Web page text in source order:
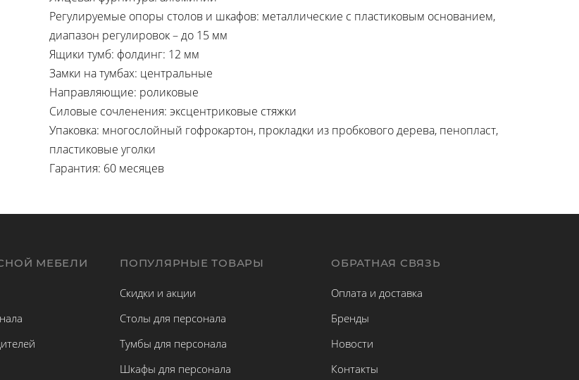
Регулируемые опоры столов и шкафов: металлические с пластиковым основанием,
диапазон регулировок – до 15 мм
Ящики тумб: фолдинг: 12 мм
Замки на тумбах: центральные
Направляющие: роликовые
Силовые сочленения: эксцентриковые стяжки
Упаковка: многослойный гофрокартон, прокладки из пробкового дерева, пенопласт,
пластиковые уголки
Гарантия: 60 месяцев
МЕБЕЛИ ПОПУЛЯРНЫЕ ТОВАРЫ
Скидки и акции
Столы для персонала
Тумбы для персонала
Шкафы для персонала
ОБРАТНАЯ СВЯЗЬ
Оплата и доставка
Бренды
Новости
Контакты